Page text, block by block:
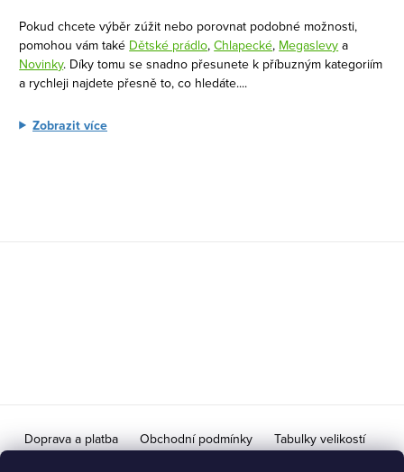
p
r
v
y
Pokud chcete výběr zúžit nebo porovnat podobné možnosti,
pomohou vám také Dětské prádlo,Chlapecké, Megaslevy a
Novinky. Díky tomu se snadno přesunete k příbuzným kategoriím
a rychleji najdete přesně to, co hledáte....
Zobrazit více
Doprava a platba Obchodní podmínky Tabulky velikostí